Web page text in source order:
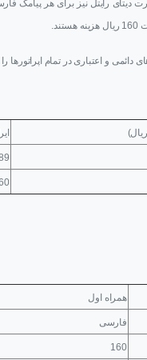
دائمی و اعتباری در تمام اپراتورها
همراه اول
فارسی
160